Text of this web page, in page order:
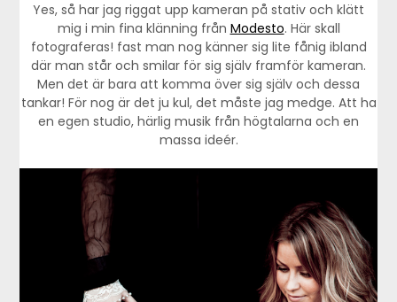
Yes, så har jag riggat upp kameran på stativ och klätt
mig i min fina klänning från Modesto. Här skall
fotograferas! fast man nog känner sig lite fånig ibland
där man står och smilar för sig själv framför kameran.
Men det är bara att komma över sig själv och dessa
tankar! För nog är det ju kul, det måste jag medge. Att ha
en egen studio, härlig musik från högtalarna och en
massa ideér.